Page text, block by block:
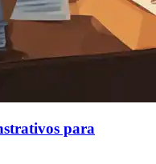
para